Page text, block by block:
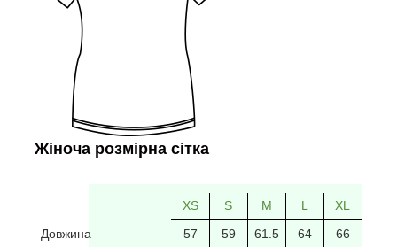
Жіноча розмірна сітка
XS S M L XL
Довжина
57 59 61.5 64 66